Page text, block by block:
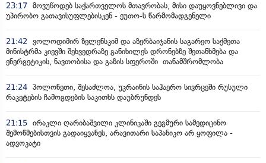
23:17 მოვუწოდებ საქართველოს მთავრობას, მისი დაუყოვნებლივი და
უპირობო გათავისუფლებისკენ - ეუთო-ს წარმომადგენელი
21:42
ვოლოდიმირ ზელენსკიმ და აზერბაიჯანის საგარეო საქმეთა
მინისტრმა კიევში შეხვედრაზე განიხილეს დრონებზე შეთანხმება და
ენერგეტიკის, ნავთობისა და გაზის სფეროში თანამშრომლობა
21:24 პოლონეთი, შესაძლოა, უკრაინის საჰაერო სივრცეში რუსული
რაკეტების ჩამოგდების საკითხს დაუბრუნდეს
21:15 ირაკლი ღარიბაშვილი კლინიკაში გეგმური სამედიცინო
შემოწმებისთვის გადაიყვანეს, არავითარი საპანიკო არ ყოფილა -
ადვოკატი